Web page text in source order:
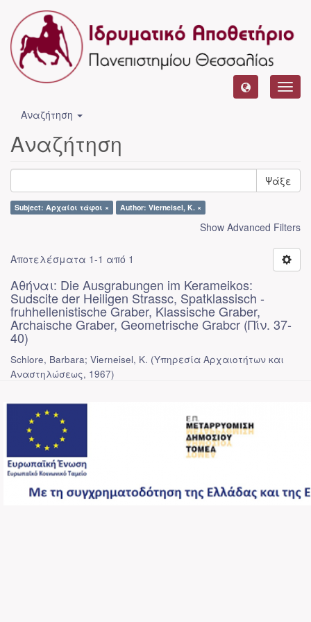
Αναζήτηση
Αναζήτηση
Ψάξε
Subject: Αρχαίοι τάφοι × Author: Vierneisel, K. ×
Show Advanced Filters
Αποτελέσματα 1-1 από 1
Αθήναι: Die Ausgrabungen im Kerameikos:
Sudscite der Heiligen Strassc, Spatklassisch -
fruhhellenistische Graber, Klassische Graber,
Archaische Graber, Geometrische Grabcr (Πίν. 37-
40)
Schlore, Barbara; Vierneisel, K. (Υπηρεσία Αρχαιοτήτων και
Αναστηλώσεως, 1967)